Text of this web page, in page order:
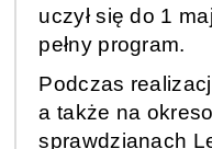
uczył się do 1
pełny program.
Podczas
a także na
sprawdzianach